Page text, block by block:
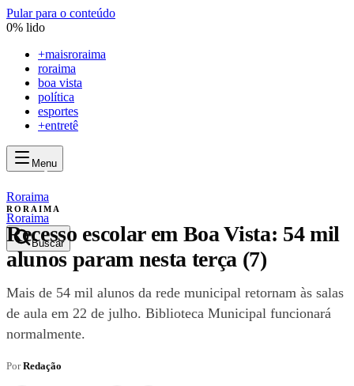
Pular para o conteúdo
0% lido
+maisroraima
roraima
boa vista
política
esportes
+entretê
Menu
maisroraima
mais
Roraima
Buscar
Roraima
RORAIMA
Recesso escolar em Boa Vista: 54 mil
alunos param nesta terça (7)
Mais de 54 mil alunos da rede municipal retornam às salas
de aula em 22 de julho. Biblioteca Municipal funcionará
normalmente.
PorRedação